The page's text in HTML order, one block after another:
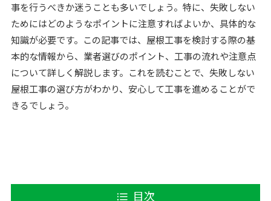
事を行うべきか迷うことも多いでしょう。特に、失敗しない
ためにはどのようなポイントに注意すればよいか、具体的な
知識が必要です。この記事では、屋根工事を検討する際の基
本的な情報から、業者選びのポイント、工事の流れや注意点
について詳しく解説します。これを読むことで、失敗しない
屋根工事の選び方がわかり、安心して工事を進めることがで
きるでしょう。
目次